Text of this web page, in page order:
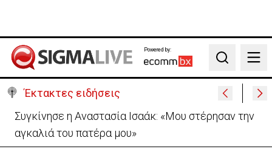
Powered by:
Search
Έκτακτες ειδήσεις
Μεγάλο πακέτο όπλων από Τουρκία προς Ουκρανία
-Κίνηση με μήνυμα προς Μόσχα;